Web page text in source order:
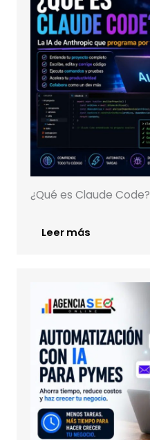
¿Qué es Claude Code?
Leer más